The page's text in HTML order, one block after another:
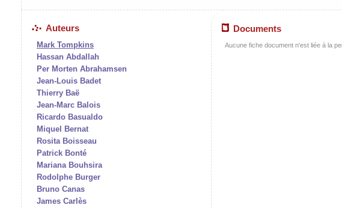
Auteurs
Mark Tompkins
Hassan Abdallah
Per Morten Abrahamsen
Jean-Louis Badet
Thierry Baë
Jean-Marc Balois
Ricardo Basualdo
Miquel Bernat
Rosita Boisseau
Patrick Bonté
Mariana Bouhsira
Rodolphe Burger
Bruno Canas
James Carlès
Documents
Aucune fiche document n'est liée à la